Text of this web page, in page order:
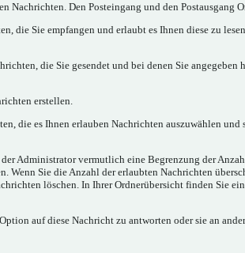
Nachrichten. Den Posteingang und den Postausgang
die Sie empfangen und erlaubt es Ihnen diese zu
die Sie gesendet und bei denen Sie angegeben
erstellen.
die es Ihnen erlauben Nachrichten auszuwählen und
Administrator vermutlich eine Begrenzung der
Wenn Sie die Anzahl der erlaubten Nachrichten
löschen. In Ihrer Ordnerübersicht finden Sie
auf diese Nachricht zu antworten oder sie an